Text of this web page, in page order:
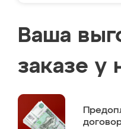
Ваша
заказе у